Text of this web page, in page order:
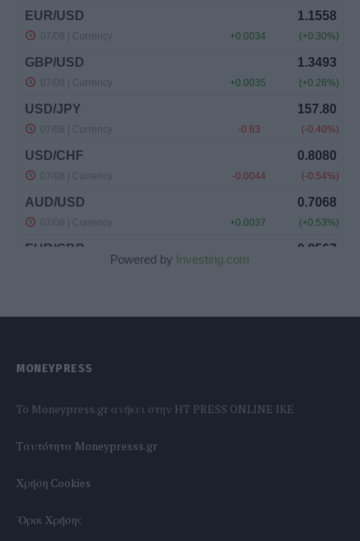
Powered by Investing.com
MONEYPRESS
To Moneypress.gr ανήκει στην HT PRESS ONLINE IKE
Tαυτότητα Moneypresss.gr
Χρήση Cookies
'Οροι Χρήσης